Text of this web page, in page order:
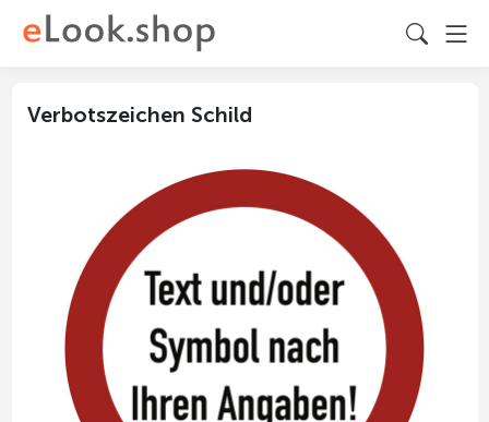
Verbotszeichen Schild